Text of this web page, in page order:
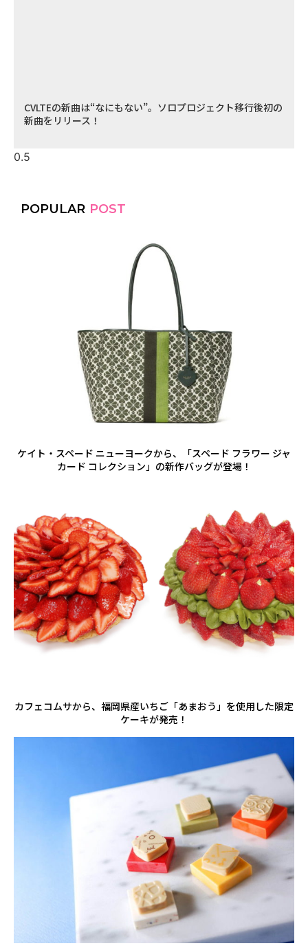
CVLTEの新曲は“なにもない”。ソロプロジェクト移行後初の
新曲をリリース！
POPULAR POST
ケイト・スペード ニューヨークから、「スペード フラワー ジャ
カード コレクション」の新作バッグが登場！
カフェコムサから、福岡県産いちご「あまおう」を使用した限定
ケーキが発売！